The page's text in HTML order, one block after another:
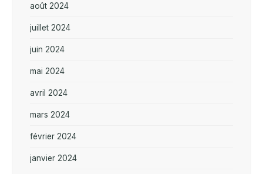
août 2024
juillet 2024
juin 2024
mai 2024
avril 2024
mars 2024
février 2024
janvier 2024